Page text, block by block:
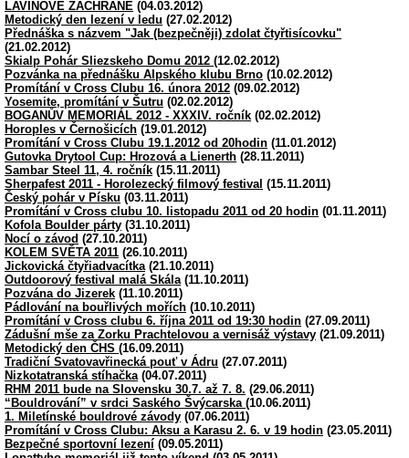
LAVINOVÉ ZÁCHRANĚ (04.03.2012)
Metodický den lezení v ledu (27.02.2012)
Přednáška s názvem "Jak (bezpečněji) zdolat čtyřtisícovku"
(21.02.2012)
Skialp Pohár Sliezskeho Domu 2012 (12.02.2012)
Pozvánka na přednášku Alpského klubu Brno (10.02.2012)
Promítání v Cross Clubu 16. února 2012 (09.02.2012)
Yosemite, promítání v Šutru (02.02.2012)
BOGANŮV MEMORIÁL 2012 - XXXIV. ročník (02.02.2012)
Horoples v Černošicích (19.01.2012)
Promítání v Cross Clubu 19.1.2012 od 20hodin (11.01.2012)
Gutovka Drytool Cup: Hrozová a Lienerth (28.11.2011)
Sambar Steel 11, 4. ročník (15.11.2011)
Sherpafest 2011 - Horolezecký filmový festival (15.11.2011)
Český pohár v Písku (03.11.2011)
Promítání v Cross clubu 10. listopadu 2011 od 20 hodin (01.11.2011)
Kofola Boulder párty (31.10.2011)
Nocí o závod (27.10.2011)
KOLEM SVĚTA 2011 (26.10.2011)
Jickovická čtyřiadvacítka (21.10.2011)
Outdoorový festival malá Skála (11.10.2011)
Pozvána do Jizerek (11.10.2011)
Pádlování na bouřlivých mořích (10.10.2011)
Promítání v Cross clubu 6. října 2011 od 19:30 hodin (27.09.2011)
Zádušní mše za Zorku Prachtelovou a vernisáž výstavy (21.09.2011)
Metodický den ČHS (16.09.2011)
Tradiční Svatovavřinecká pouť v Ádru (27.07.2011)
Nizkotatranská stíhačka (04.07.2011)
RHM 2011 bude na Slovensku 30.7. až 7. 8. (29.06.2011)
“Bouldrování” v srdci Saského Švýcarska (10.06.2011)
1. Miletínské bouldrové závody (07.06.2011)
Promítání v Cross Clubu: Aksu a Karasu 2. 6. v 19 hodin (23.05.2011)
Bezpečné sportovní lezení (09.05.2011)